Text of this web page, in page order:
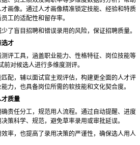
画像。通过人才画像精准锁定技能、经验和特质
工的适配性和留存率。
了盲目招聘和错误录用的风险，保证招聘质量。
选才
评工具，涵盖职业能力、性格特征、岗位技能等
前对候选人进行多维度测评。
配，辅以面试官主观评估，构建更全面的人才评
力，也具备岗位所需的软技能和文化契合度。
才质量
责任分工，规范用人流程。通过自动提醒、进度
策科学、规范，避免草率录用或审批延误。
率，也提高了录用决策的严谨性，确保选人用人